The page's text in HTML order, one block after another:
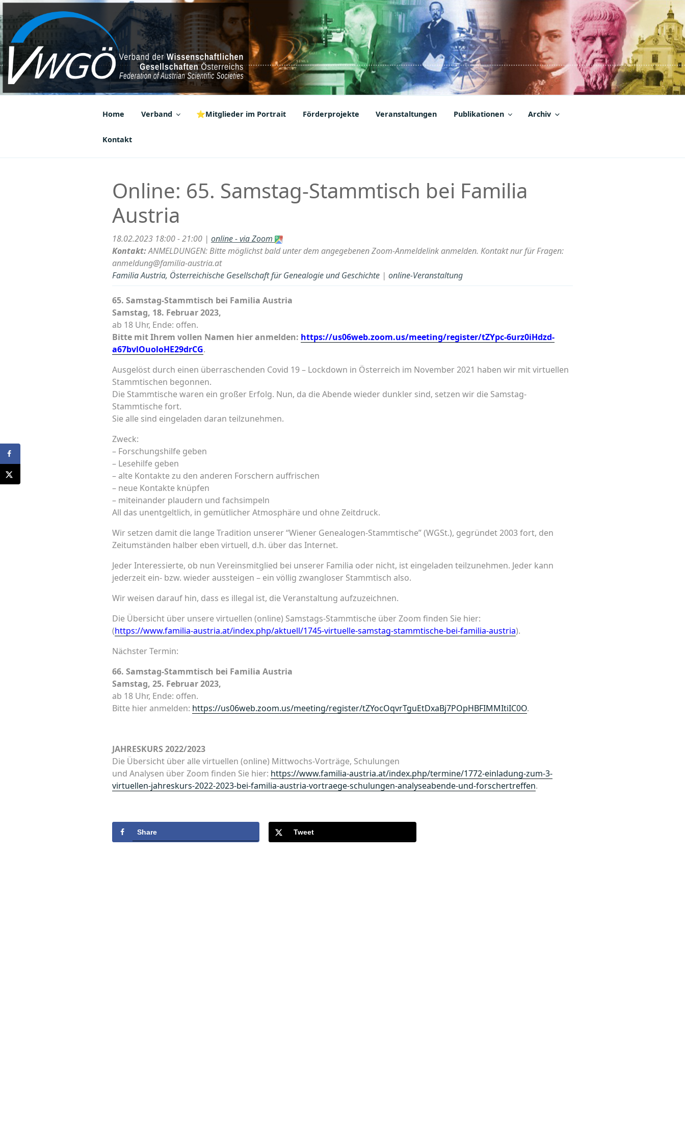
Zum
Inhalt
springen
VWGÖ
Federation of Austrian Scientific Societies
Home Verband ⭐Mitglieder im Portrait Förderprojekte Veranstaltungen Publikationen Archiv
Kontakt
Online: 65. Samstag-Stammtisch bei Familia
Austria
18.02.2023 18:00 - 21:00 | online - via Zoom
Kontakt:ANMELDUNGEN: Bitte möglichst bald unter dem angegebenen Zoom-Anmeldelink anmelden. Kontakt nur für Fragen:
anmeldung@familia-austria.at
Familia Austria, Österreichische Gesellschaft für Genealogie und Geschichte | online-Veranstaltung
65. Samstag-Stammtisch bei Familia Austria
Samstag, 18. Februar 2023,
ab 18 Uhr, Ende: offen.
Bitte mit Ihrem vollen Namen hier anmelden: https://us06web.zoom.us/meeting/register/tZYpc-6urz0iHdzd-
a67bvlOuoloHE29drCG.
Ausgelöst durch einen überraschenden Covid 19 – Lockdown in Österreich im November 2021 haben wir mit virtuellen
Stammtischen begonnen.
Die Stammtische waren ein großer Erfolg. Nun, da die Abende wieder dunkler sind, setzen wir die Samstag-
Stammtische fort.
Sie alle sind eingeladen daran teilzunehmen.
Zweck:
– Forschungshilfe geben
– Lesehilfe geben
– alte Kontakte zu den anderen Forschern auffrischen
– neue Kontakte knüpfen
– miteinander plaudern und fachsimpeln
All das unentgeltlich, in gemütlicher Atmosphäre und ohne Zeitdruck.
Wir setzen damit die lange Tradition unserer “Wiener Genealogen-Stammtische” (WGSt.), gegründet 2003 fort, den
Zeitumständen halber eben virtuell, d.h. über das Internet.
Jeder Interessierte, ob nun Vereinsmitglied bei unserer Familia oder nicht, ist eingeladen teilzunehmen. Jeder kann
jederzeit ein- bzw. wieder aussteigen – ein völlig zwangloser Stammtisch also.
Wir weisen darauf hin, dass es illegal ist, die Veranstaltung aufzuzeichnen.
Die Übersicht über unsere virtuellen (online) Samstags-Stammtische über Zoom finden Sie hier:
(https://www.familia-austria.at/index.php/aktuell/1745-virtuelle-samstag-stammtische-bei-familia-austria).
Nächster Termin:
66. Samstag-Stammtisch bei Familia Austria
Samstag, 25. Februar 2023,
ab 18 Uhr, Ende: offen.
Bitte hier anmelden: https://us06web.zoom.us/meeting/register/tZYocOqvrTguEtDxaBj7POpHBFIMMItiIC0O.
JAHRESKURS 2022/2023
Die Übersicht über alle virtuellen (online) Mittwochs-Vorträge, Schulungen
und Analysen über Zoom finden Sie hier: https://www.familia-austria.at/index.php/termine/1772-einladung-zum-3-
virtuellen-jahreskurs-2022-2023-bei-familia-austria-vortraege-schulungen-analyseabende-und-forschertreffen.
Share Tweet